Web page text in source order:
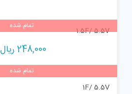
تمام شده 1.5F/ 5.5V
248,000 ریال
تمام شده
1F/ 5.5V